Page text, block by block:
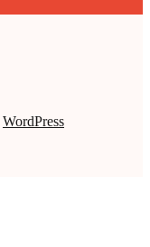
WordPress